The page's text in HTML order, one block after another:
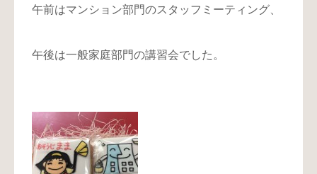
せ
午前はマンション部門のスタッフミーティング、
午後は一般家庭部門の講習会でした。